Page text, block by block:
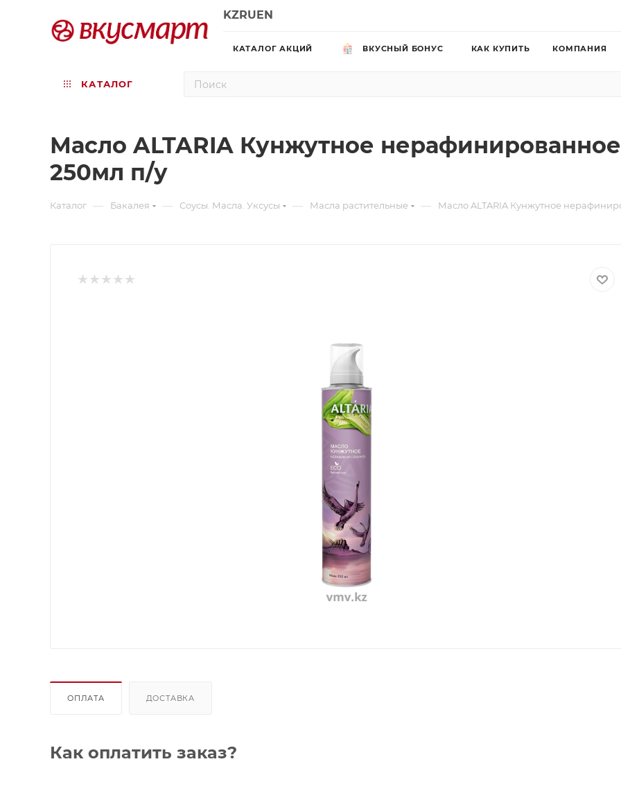
KZRUEN
КАТАЛОГ АКЦИЙ ВКУСНЫЙ БОНУС КАК КУПИТЬ КОМПАНИЯ
КАТАЛОГ
Масло ALTARIA Кунжутное
250мл п/у
Каталог — Бакалея — Соусы. Масла. Уксусы — Масла растительные — Масло ALTARIA Кунжутное
ОПЛАТА ДОСТАВКА
Как оплатить заказ?